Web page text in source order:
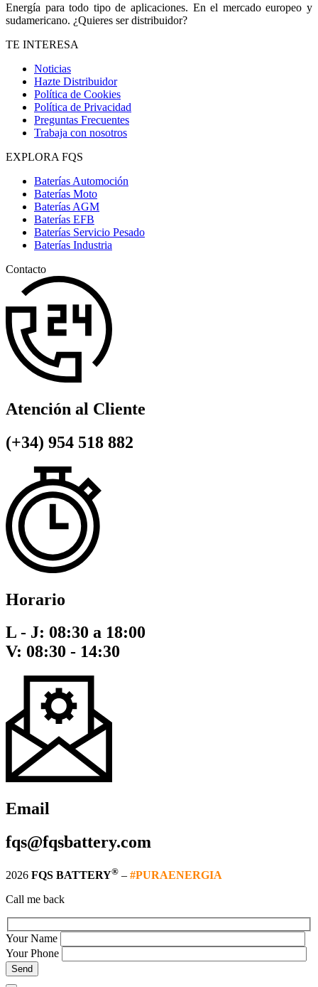
Energía para todo tipo de aplicaciones. En el mercado europeo y
sudamericano. ¿Quieres ser distribuidor?
TE INTERESA
Noticias
Hazte Distribuidor
Política de Cookies
Política de Privacidad
Preguntas Frecuentes
Trabaja con nosotros
EXPLORA FQS
Baterías Automoción
Baterías Moto
Baterías AGM
Baterías EFB
Baterías Servicio Pesado
Baterías Industria
Contacto
Atención al Cliente
(+34) 954 518 882
Horario
L - J: 08:30 a 18:00
V: 08:30 - 14:30
Email
fqs@fqsbattery.com
2026 FQS BATTERY® – #PURAENERGIA
Call me back
Your Name
Your Phone